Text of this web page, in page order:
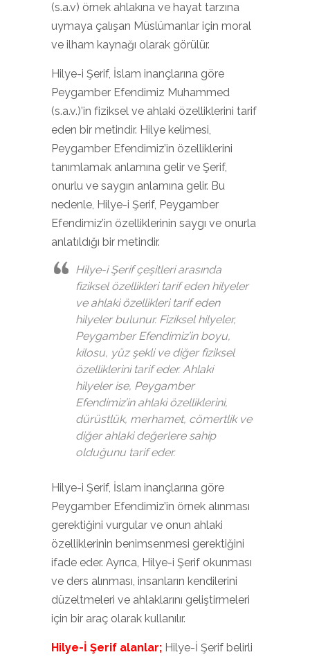
(s.a.v) örnek ahlakına ve hayat tarzına
uymaya çalışan Müslümanlar için moral
ve ilham kaynağı olarak görülür.
Hilye-i Şerif, İslam inançlarına göre
Peygamber Efendimiz Muhammed
(s.a.v.)’in fiziksel ve ahlaki özelliklerini tarif
eden bir metindir. Hilye kelimesi,
Peygamber Efendimiz’in özelliklerini
tanımlamak anlamına gelir ve Şerif,
onurlu ve saygın anlamına gelir. Bu
nedenle, Hilye-i Şerif, Peygamber
Efendimiz’in özelliklerinin saygı ve onurla
anlatıldığı bir metindir.
Hilye-i Şerif çeşitleri arasında
fiziksel özellikleri tarif eden hilyeler
ve ahlaki özellikleri tarif eden
hilyeler bulunur. Fiziksel hilyeler,
Peygamber Efendimiz’in boyu,
kilosu, yüz şekli ve diğer fiziksel
özelliklerini tarif eder. Ahlaki
hilyeler ise, Peygamber
Efendimiz’in ahlaki özelliklerini,
dürüstlük, merhamet, cömertlik ve
diğer ahlaki değerlere sahip
olduğunu tarif eder.
Hilye-i Şerif, İslam inançlarına göre
Peygamber Efendimiz’in örnek alınması
gerektiğini vurgular ve onun ahlaki
özelliklerinin benimsenmesi gerektiğini
ifade eder. Ayrıca, Hilye-i Şerif okunması
ve ders alınması, insanların kendilerini
düzeltmeleri ve ahlaklarını geliştirmeleri
için bir araç olarak kullanılır.
Hilye-İ Şerif alanlar; Hilye-İ Şerif belirli